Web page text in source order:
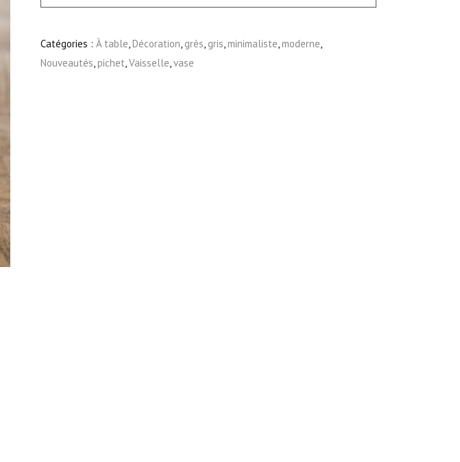
Grés
Catégories : À table,Décoration, grès, gris,minimaliste,moderne,
Nouveautés,pichet,Vaisselle,vase